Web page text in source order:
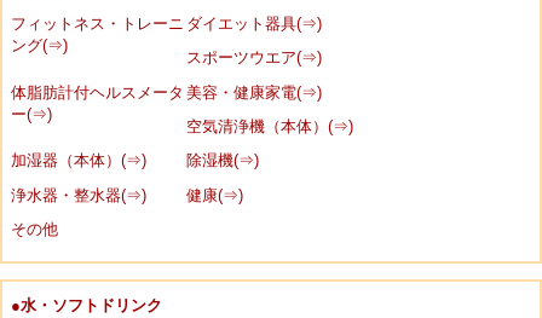
フィットネス・トレーニ
ング(⇒)
ダイエット器具(⇒)
スポーツウエア(⇒)
体脂肪計付ヘルスメータ
ー(⇒)
美容・健康家電(⇒)
空気清浄機（本体）(⇒)
加湿器（本体）(⇒)
除湿機(⇒)
浄水器・整水器(⇒)
健康(⇒)
その他
●水・ソフトドリンク